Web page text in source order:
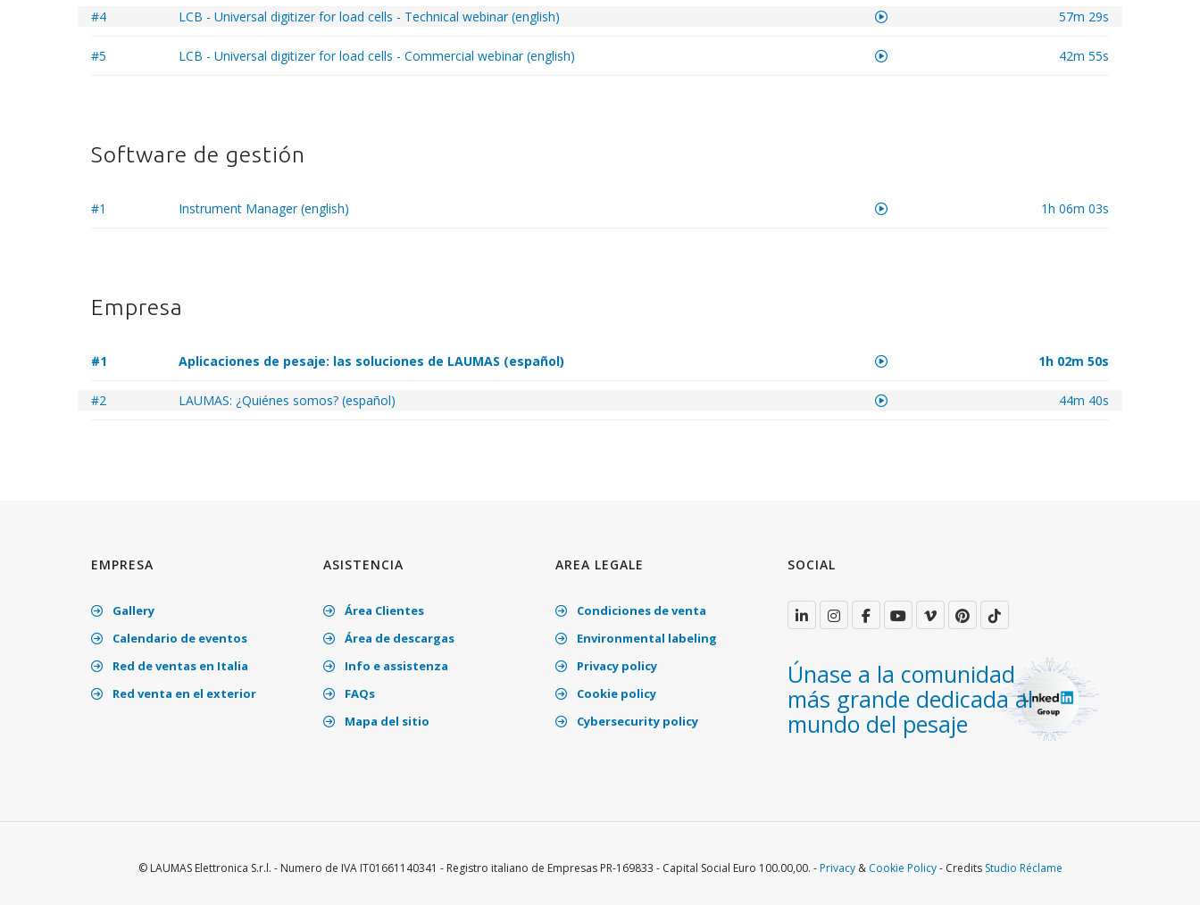
#4 LCB - Universal digitizer for load cells - Technical webinar (english) 57m 29s
#5 LCB - Universal digitizer for load cells - Commercial webinar (english) 42m 55s
Software de gestión
#1 Instrument Manager (english) 1h 06m 03s
Empresa
#1 Aplicaciones de pesaje: las soluciones de LAUMAS (español) 1h 02m 50s
#2 LAUMAS: ¿Quiénes somos? (español) 44m 40s
EMPRESA
Gallery
Calendario de eventos
Red de ventas en Italia
Red venta en el exterior
ASISTENCIA
Área Clientes
Área de descargas
Info e assistenza
FAQs
Mapa del sitio
AREA LEGALE
Condiciones de venta
Environmental labeling
Privacy policy
Cookie policy
Cybersecurity policy
SOCIAL
Únase a la comunidad
más grande dedicada al
mundo del pesaje
© LAUMAS Elettronica S.r.l. - Numero de IVA IT01661140341 - Registro italiano de Empresas PR-169833 - Capital Social Euro 100.00,00. -Privacy& Cookie Policy- Credits Studio Réclame